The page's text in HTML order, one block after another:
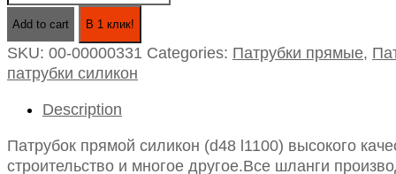
(d48
l1100)
Add to cart В 1 клик!
SKU: 00-00000331 Categories: Патрубки прямые,
патрубки силикон
Description
Патрубок прямой силикон (d48 l1100) высокого
строительство и многое другое.Все шланги